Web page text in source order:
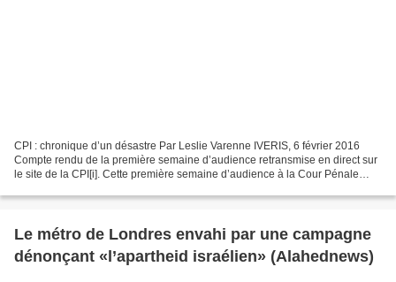
CPI : chronique d’un désastre Par Leslie Varenne IVERIS, 6 février 2016
Compte rendu de la première semaine d’audience retransmise en direct sur
le site de la CPI[i]. Cette première semaine d’audience à la Cour Pénale
Le métro de Londres envahi par une campagne
dénonçant «l’apartheid israélien» (Alahednews)